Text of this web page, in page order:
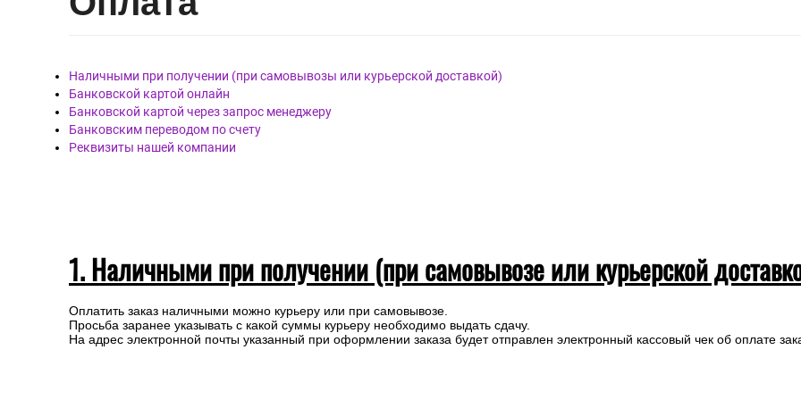
Наличными при получении (при самовывозы или курьерской доставкой)
Банковской картой онлайн
Банковской картой через запрос менеджеру
Банковским переводом по счету
Реквизиты нашей компании
1. Наличными при получении (при самовывозе или курьерской
Оплатить заказ наличными можно курьеру или при самовывозе.
Просьба заранее указывать с какой суммы курьеру необходимо выдать сдачу.
На адрес электронной почты указанный при оформлении заказа будет отправлен электронный кассовый чек об оплате